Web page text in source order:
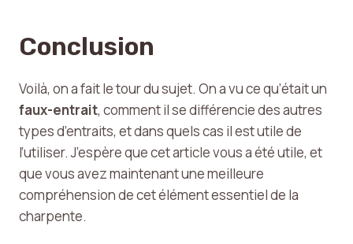
Conclusion
Voilà, on a fait le tour du sujet. On a vu ce qu’était un
faux-entrait, comment il se différencie des autres
types d’entraits, et dans quels cas il est utile de
l’utiliser. J’espère que cet article vous a été utile, et
que vous avez maintenant une meilleure
compréhension de cet élément essentiel de la
charpente.